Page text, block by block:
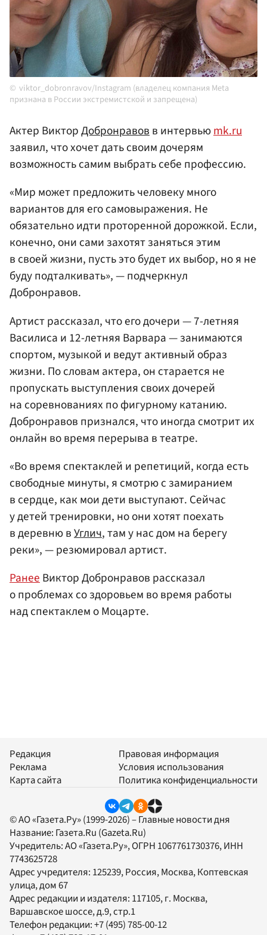
viktor_dobronravov/Instagram (владелец компания Meta
признана в России экстремистской и запрещена)
Актер ВикторДобронравовв интервьюmk.ru
заявил, что хочет дать своим дочерям
возможность самим выбрать себе профессию.
«Мир может предложить человеку много
вариантов для его самовыражения. Не
обязательно идти проторенной дорожкой. Если,
конечно, они сами захотят заняться этим
в своей жизни, пусть это будет их выбор, но я не
буду подталкивать», — подчеркнул
Добронравов.
Артист рассказал, что его дочери — 7-летняя
Василиса и 12-летняя Варвара — занимаются
спортом, музыкой и ведут активный образ
жизни. По словам актера, он старается не
пропускать выступления своих дочерей
на соревнованиях по фигурному катанию.
Добронравов признался, что иногда смотрит их
онлайн во время перерыва в театре.
«Во время спектаклей и репетиций, когда есть
свободные минуты, я смотрю с замиранием
в сердце, как мои дети выступают. Сейчас
у детей тренировки, но они хотят поехать
в деревню вУглич, там у нас дом на берегу
реки», — резюмировал артист.
РанееВиктор Добронравов рассказал
о проблемах со здоровьем во время работы
над спектаклем о Моцарте.
Редакция
Реклама
Карта сайта
Правовая информация
Условия использования
Политика конфиденциальности
© АО «Газета.Ру» (1999-2026) – Главные новости дня
Название: Газета.Ru (Gazeta.Ru)
Учредитель:АО «Газета.Ру», ОГРН 1067761730376, ИНН
7743625728
Адрес учредителя: 125239, Россия, Москва, Коптевская
улица, дом 67
Адрес редакции и издателя: 117105, г. Москва,
Варшавское шоссе, д.9, стр.1
Телефон редакции:+7 (495) 785-00-12